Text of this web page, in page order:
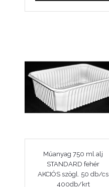
Műanyag 750 ml alj
STANDARD fehér
AKCIÓS szögl. 50 db/cs
400db/krt